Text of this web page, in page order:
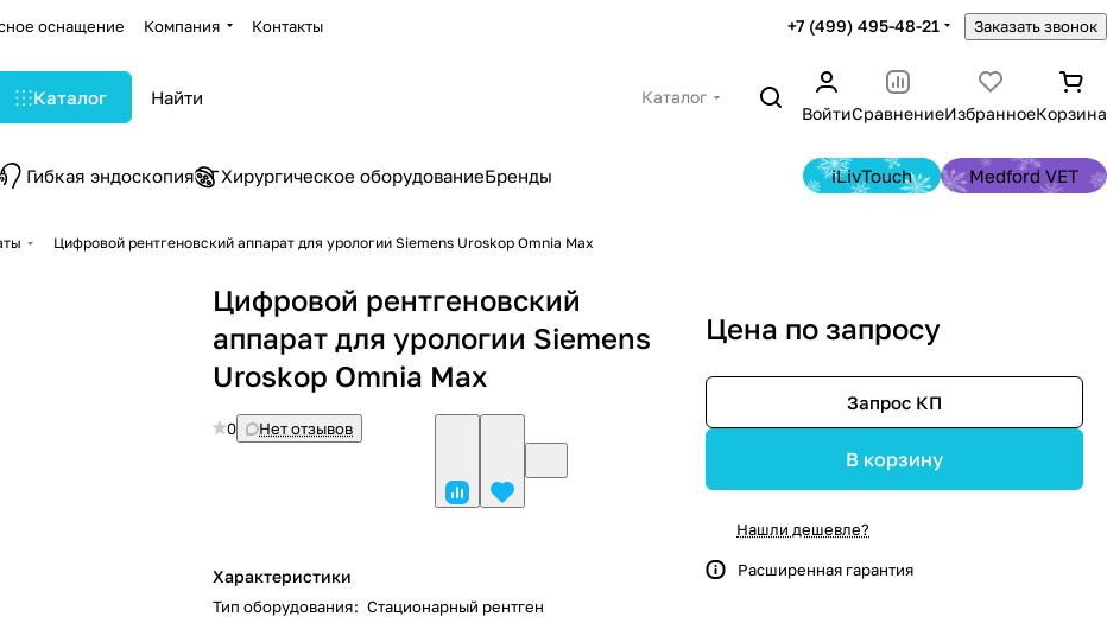
оснащение Компания Контакты +7 (499) 495-48-21 Заказать звонок
Каталог
Каталог
ВойтиСравнениеИзбранноеКорзина
Гибкая эндоскопия Хирургическое оборудованиеБренды iLivTouch Medford VET
Цифровой рентгеновский аппарат для урологии Siemens Uroskop Omnia Мах
Цифровой рентгеновский
аппарат для урологии Siemens
Uroskop Omnia Мах
0 Нет отзывов
Характеристики
Тип оборудования: Стационарный рентген
Цена по запросу
Запрос КП
В корзину
Нашли дешевле?
Расширенная гарантия